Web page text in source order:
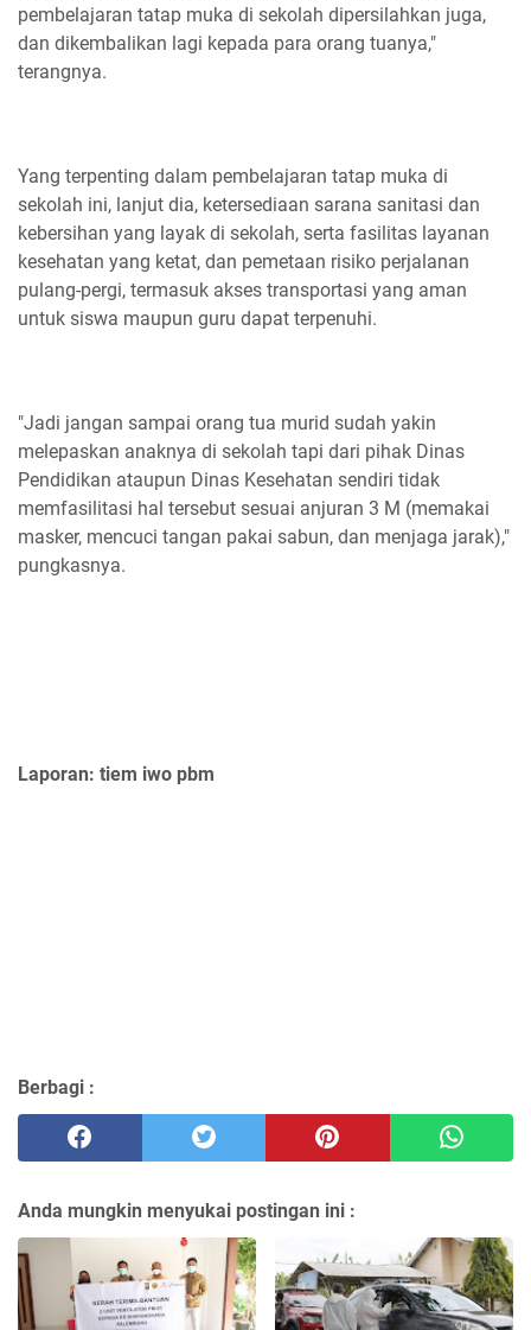
pembelajaran tatap muka di sekolah dipersilahkan juga,
dan dikembalikan lagi kepada para orang tuanya,"
terangnya.
Yang terpenting dalam pembelajaran tatap muka di
sekolah ini, lanjut dia, ketersediaan sarana sanitasi dan
kebersihan yang layak di sekolah, serta fasilitas layanan
kesehatan yang ketat, dan pemetaan risiko perjalanan
pulang-pergi, termasuk akses transportasi yang aman
untuk siswa maupun guru dapat terpenuhi.
"Jadi jangan sampai orang tua murid sudah yakin
melepaskan anaknya di sekolah tapi dari pihak Dinas
Pendidikan ataupun Dinas Kesehatan sendiri tidak
memfasilitasi hal tersebut sesuai anjuran 3 M (memakai
masker, mencuci tangan pakai sabun, dan menjaga jarak),"
pungkasnya.
Laporan: tiem iwo pbm
Berbagi :
Anda mungkin menyukai postingan ini :